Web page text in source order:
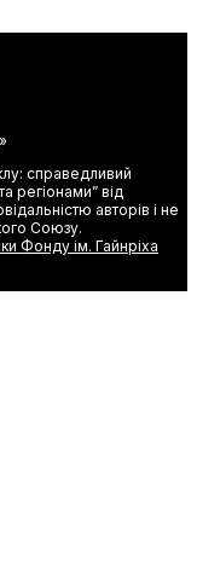
справедливий
регіонами” від
авторів і не
Союзу.